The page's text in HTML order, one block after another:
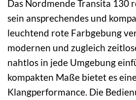
Das Nordmende Transita 130
sein ansprechendes und
leuchtend rote Farbgebung
modernen und zugleich
nahtlos in jede Umgebung
kompakten Maße bietet es
Klangperformance. Die